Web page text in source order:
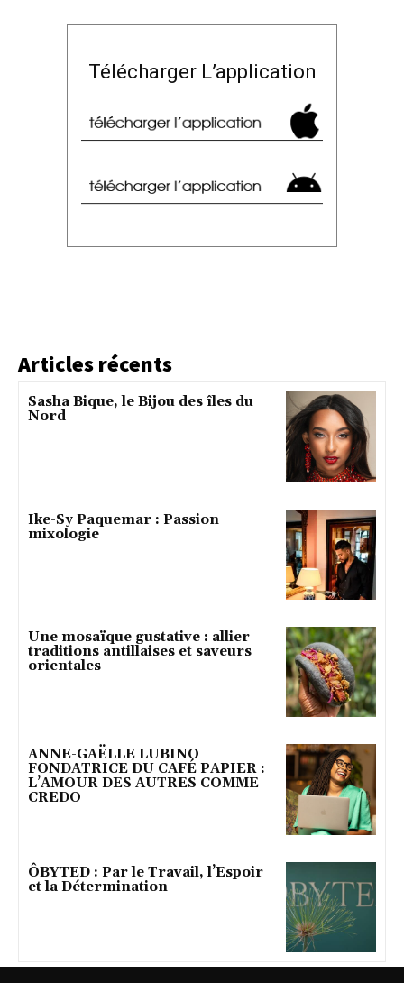
Télécharger L’application
Articles récents
Sasha Bique, le Bijou des îles du
Nord
Ike-Sy Paquemar : Passion
mixologie
Une mosaïque gustative : allier
traditions antillaises et saveurs
orientales
ANNE-GAËLLE LUBINO
FONDATRICE DU CAFÉ PAPIER :
L’AMOUR DES AUTRES COMME
CREDO
ÔBYTED : Par le Travail, l’Espoir
et la Détermination